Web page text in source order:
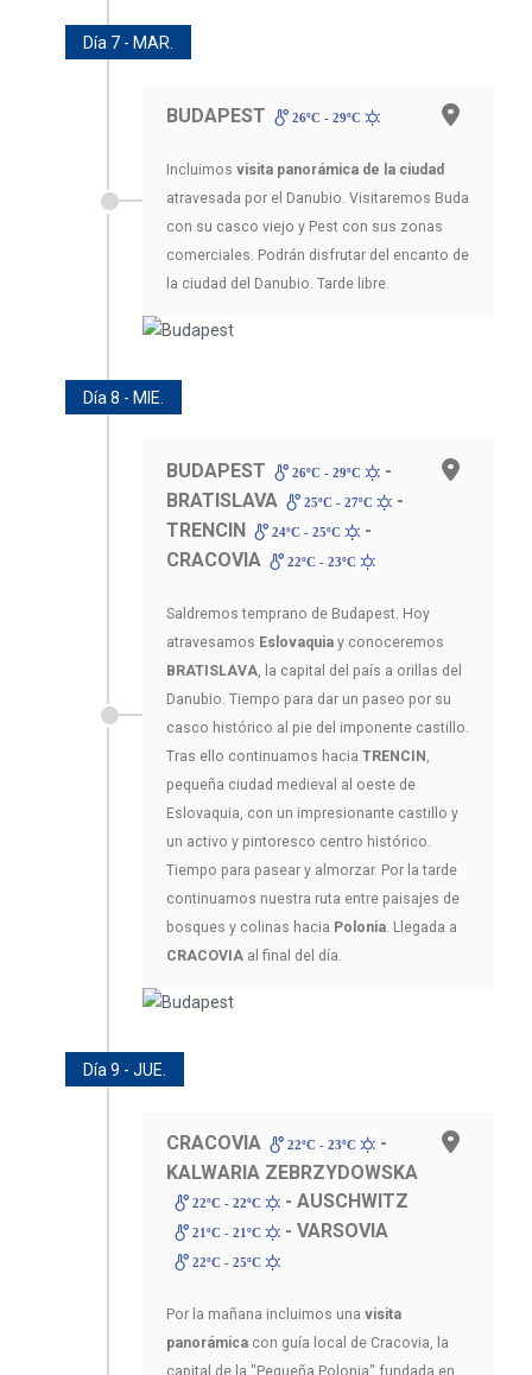
Día 7 - MAR.
BUDAPEST 26ºC - 29ºC
Incluimos visita panorámica de la ciudad
atravesada por el Danubio. Visitaremos Buda
con su casco viejo y Pest con sus zonas
comerciales. Podrán disfrutar del encanto de
la ciudad del Danubio. Tarde libre.
Día 8 - MIE.
BUDAPEST 26ºC - 29ºC
-
BRATISLAVA
25ºC - 27ºC
-
TRENCIN
24ºC - 25ºC
-
CRACOVIA
22ºC - 23ºC
Saldremos temprano de Budapest. Hoy
atravesamos Eslovaquia y conoceremos
BRATISLAVA , la capital del país a orillas del
Danubio. Tiempo para dar un paseo por su
casco histórico al pie del imponente castillo.
Tras ello continuamos hacia TRENCIN
pequeña ciudad medieval al oeste de
Eslovaquia, con un impresionante castillo y
un activo y pintoresco centro histórico.
Tiempo para pasear y almorzar. Por la tarde
continuamos nuestra ruta entre paisajes de
bosques y colinas hacia Polonia . Llegada a
CRACOVIA al final del día.
Día 9 - JUE.
CRACOVIA 22ºC - 23ºC
-
KALWARIA ZEBRZYDOWSKA
22ºC - 22ºC - AUSCHWITZ
21ºC - 21ºC - VARSOVIA
22ºC - 25ºC
Por la mañana incluimos una visita
panorámica con guía local de Cracovia, la
capital de la "Pequeña Polonia" fundada en